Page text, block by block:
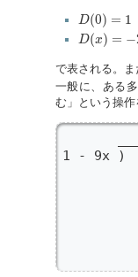
D(0) = 1
D(0)=
D(x) = −
D(x )=
で表される。
一般に、ある
む」という操
1 - 9x )